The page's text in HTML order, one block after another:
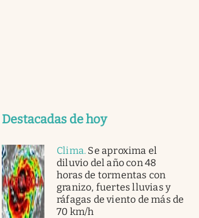
Destacadas de hoy
Clima. Se aproxima el
diluvio del año con 48
horas de tormentas con
granizo, fuertes lluvias y
ráfagas de viento de más de
70 km/h